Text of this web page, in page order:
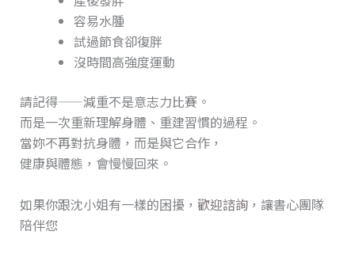
容易水腫
試過節食卻復胖
沒時間高強度運動
請記得——減重不是意志力比賽。
而是一次重新理解身體、重建習慣的過程。
當妳不再對抗身體，而是與它合作，
健康與體態，會慢慢回來。
如果你跟沈小姐有一樣的困擾， 歡迎諮詢，讓書心團隊
陪伴您